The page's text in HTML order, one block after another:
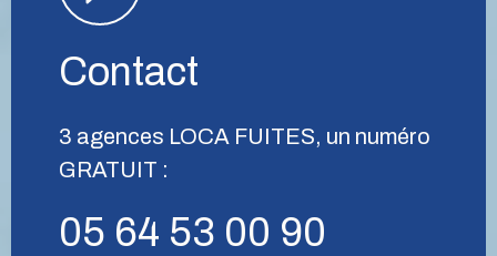
Contact
3 agences LOCA FUITES, un numéro
GRATUIT :
05 64 53 00 90